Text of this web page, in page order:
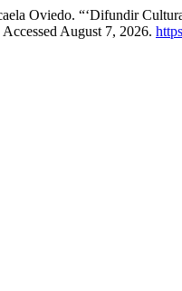
Oviedo. “‘Difundir
August 7, 2026.